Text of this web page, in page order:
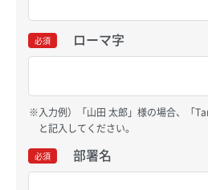
必須 ローマ字
入力例）「山田 太郎」様の場合、「
と記入してください。
必須 部署名